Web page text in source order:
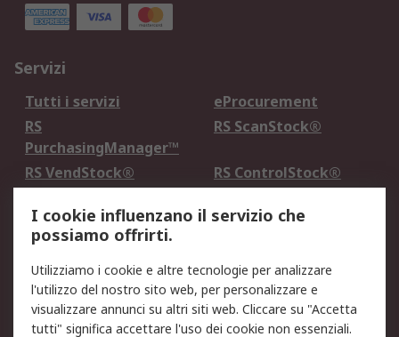
Servizi
Tutti i servizi
eProcurement
RS
PurchasingManager™
RS ScanStock®
RS VendStock®
RS ControlStock®
Legale
Informativa Cookie
Informativa Privacy -
Aggiornata
Email Security
Termini d'uso
I cookie influenzano il servizio che
possiamo offrirti.
Utilizziamo i cookie e altre tecnologie per analizzare
l'utilizzo del nostro sito web, per personalizzare e
visualizzare annunci su altri siti web. Cliccare su "Accetta
tutti" significa accettare l'uso dei cookie non essenziali.